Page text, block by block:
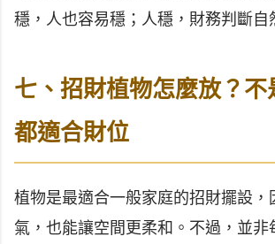
穩，人也容易穩；人穩，財務判斷自
七、招財植物怎麼放？不
都適合財位
植物是最適合一般家庭的招財擺設，
氣，也能讓空間更柔和。不過，並非